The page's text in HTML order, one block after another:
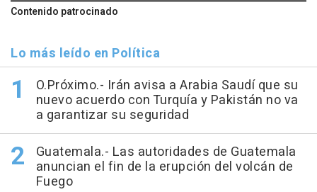
Contenido patrocinado
Lo más leído en Política
O.Próximo.- Irán avisa a Arabia Saudí que su
nuevo acuerdo con Turquía y Pakistán no va
a garantizar su seguridad
Guatemala.- Las autoridades de Guatemala
anuncian el fin de la erupción del volcán de
Fuego